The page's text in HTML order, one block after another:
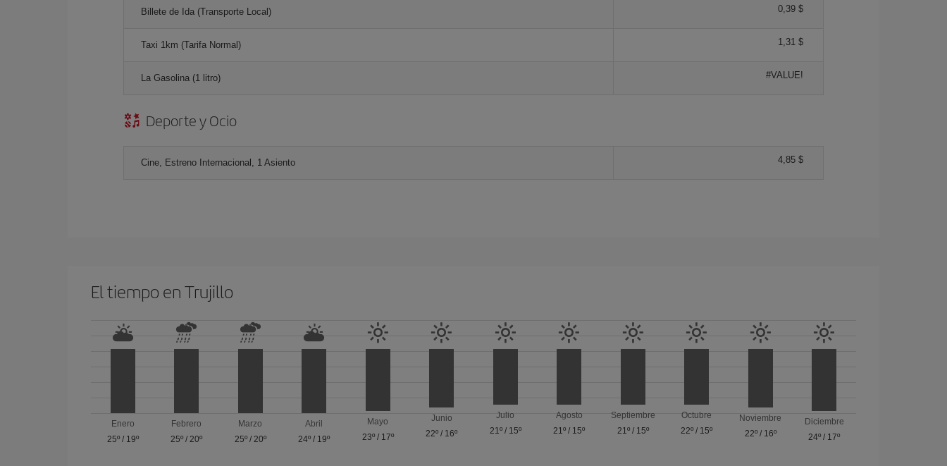
Billete de Ida (Transporte Local) 0,39 $
Taxi 1km (Tarifa Normal) 1,31 $
La Gasolina (1 litro) #VALUE!
Deporte y Ocio
Cine, Estreno Internacional, 1 Asiento 4,85 $
El tiempo en Trujillo
Enero
25º/ 19º
Febrero
25º / 20º
Marzo
25º/ 20º
Abril
24º / 19º
Mayo
23º/ 17º
Junio
22º / 16º
Julio
21º/ 15º
Agosto
21º / 15º
Septiembre
21º/ 15º
Octubre
22º / 15º
Noviembre
22º/ 16º
Diciembre
24º / 17º